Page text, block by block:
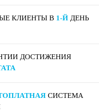
КЛИЕНТЫ В 1-Й ДЕНЬ
ДОСТИЖЕНИЯ
СИСТЕМА